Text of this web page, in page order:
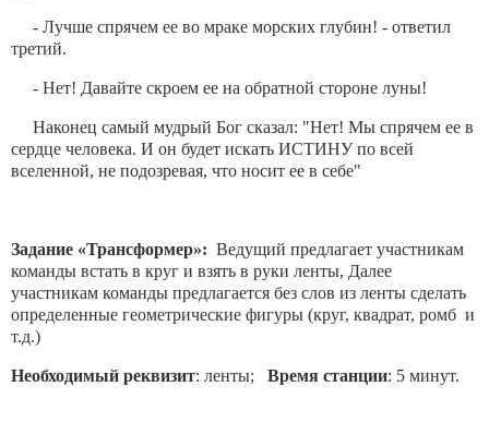
- Лучше спрячем ее во мраке морских глубин! - ответил
третий.
- Нет! Давайте скроем ее на обратной стороне луны!
Наконец самый мудрый Бог сказал: "Нет! Мы спрячем ее в
сердце человека. И он будет искать ИСТИНУ по всей
вселенной, не подозревая, что носит ее в себе"
Задание «Трансформер»: Ведущий предлагает участникам
команды встать в круг и взять в руки ленты, Далее
участникам команды предлагается без слов из ленты сделать
определенные геометрические фигуры (круг, квадрат, ромб и
т.д.)
Необходимый реквизит: ленты; Время станции: 5 минут.